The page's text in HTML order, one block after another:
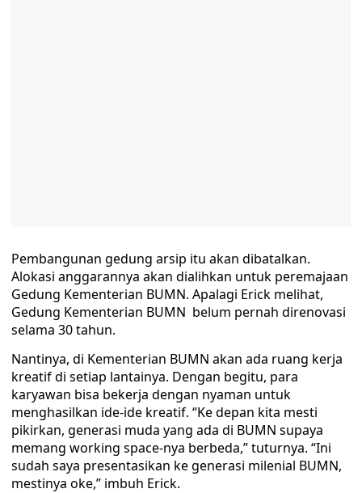
Pembangunan gedung arsip itu akan dibatalkan.
Alokasi anggarannya akan dialihkan untuk peremajaan
Gedung Kementerian BUMN. Apalagi Erick melihat,
Gedung Kementerian BUMN belum pernah direnovasi
selama 30 tahun.
Nantinya, di Kementerian BUMN akan ada ruang kerja
kreatif di setiap lantainya. Dengan begitu, para
karyawan bisa bekerja dengan nyaman untuk
menghasilkan ide-ide kreatif. “Ke depan kita mesti
pikirkan, generasi muda yang ada di BUMN supaya
memang working space-nya berbeda,” tuturnya. “Ini
sudah saya presentasikan ke generasi milenial BUMN,
mestinya oke,” imbuh Erick.